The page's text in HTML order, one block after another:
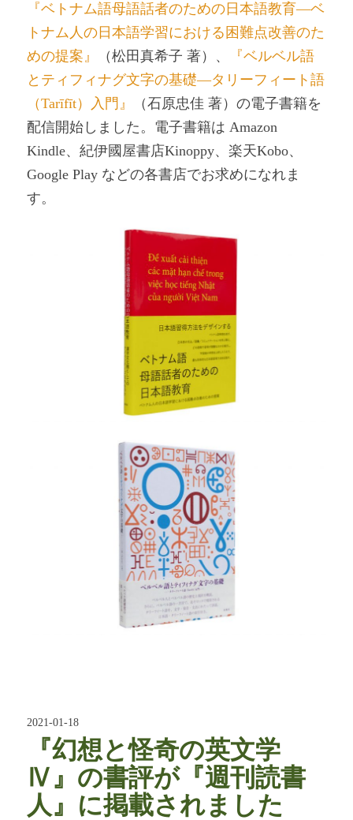
『ベトナム語母語話者のための日本語教育―ベ
トナム人の日本語学習における困難点改善のた
めの提案』
（松田真希子 著）、
『ベルベル語
とティフィナグ文字の基礎―タリーフィート語
（Tarīfīt）入門』
（石原忠佳 著）の電子書籍を
配信開始しました。電子書籍は Amazon
Kindle、紀伊國屋書店Kinoppy、楽天Kobo、
Google Play などの各書店でお求めになれま
す。
2021-01-18
『幻想と怪奇の英文学
Ⅳ』の書評が『週刊読書
人』に掲載されました